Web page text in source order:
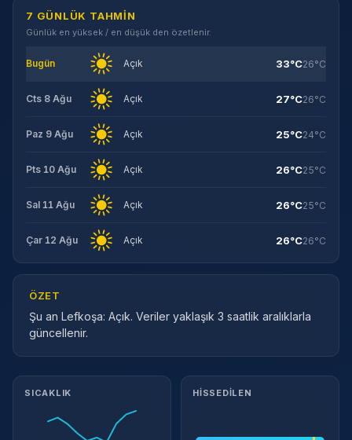
7 GÜNLÜK TAHMIN
Günlük en yüksek / en düşük den özetlenir.
Bugün Açık 33°C26°C
Cts 8 Ağu Açık 27°C26°C
Paz 9 Ağu Açık 25°C24°C
Pts 10 Ağu Açık 26°C25°C
Sal 11 Ağu Açık 26°C25°C
Çar 12 Ağu Açık 26°C26°C
ÖZET
Şu an Lefkoşa: Açık. Veriler yaklaşık 3 saatlik aralıklarla
güncellenir.
Meteorolojik ayrıntılar
SICAKLIK HISSEDILEN